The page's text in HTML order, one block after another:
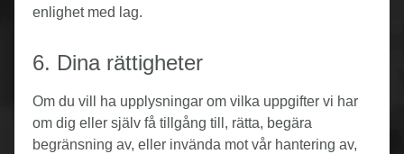
enlighet med lag.
6. Dina rättigheter
Om du vill ha upplysningar om vilka uppgifter vi har
om dig eller själv få tillgång till, rätta, begära
begränsning av, eller invända mot vår hantering av,